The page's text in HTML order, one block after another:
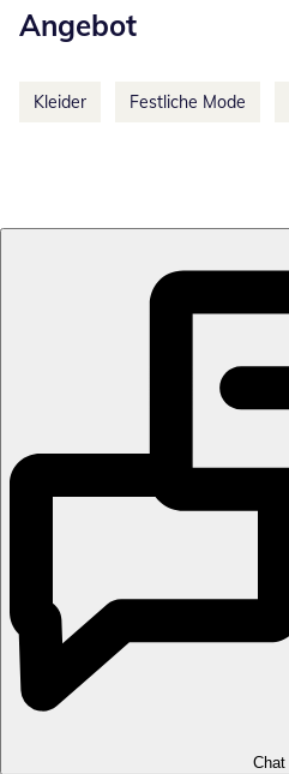
Angebot
Kleider Festliche Mode
Chat